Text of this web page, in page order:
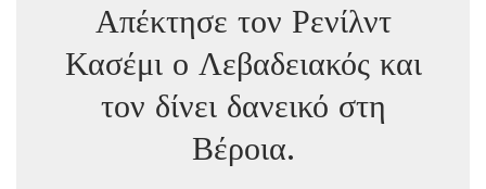
Απέκτησε τον Ρενίλντ
Κασέμι ο Λεβαδειακός και
τον δίνει δανεικό στη
Βέροια.